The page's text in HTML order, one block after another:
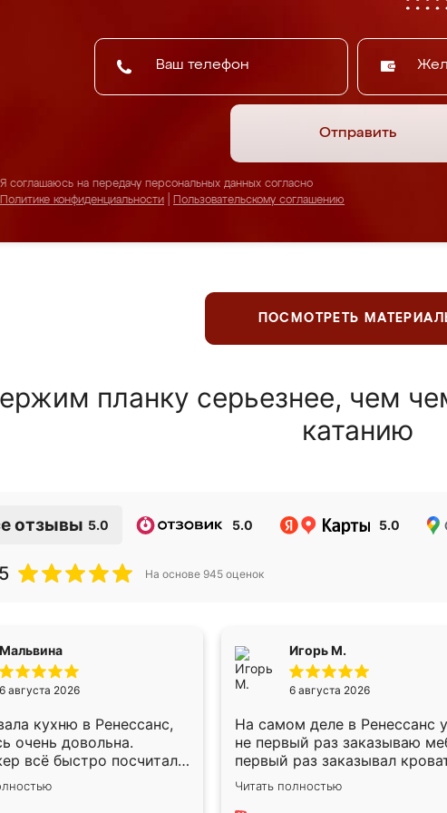
Отправить
Я соглашаюсь на передачу персональных данных согласно
Политике конфиденциальности
Пользовательскому соглашению
ПОСМОТРЕТЬ
планку серьезнее, чем
катанию
отзывы 5.0 5.0 5.0
На основе 945 оценок
Мальвина
6 августа 2026
кухню в Ренессанс,
очень довольна.
всё быстро посчитала,
отвечала сразу.
приехал в субботу,
Игорь М.
6 августа 2026
На самом деле в Ренессанс
не первый раз заказываю
первый раз заказывал
для маленького ребёнка при
рождении ,во второй раз
Читать полностью